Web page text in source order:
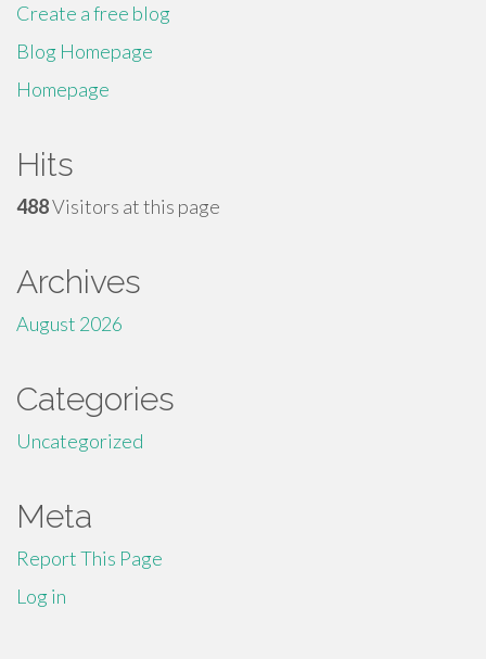
Create a free blog
Blog Homepage
Homepage
Hits
488Visitors at this page
Archives
August 2026
Categories
Uncategorized
Meta
Report This Page
Log in